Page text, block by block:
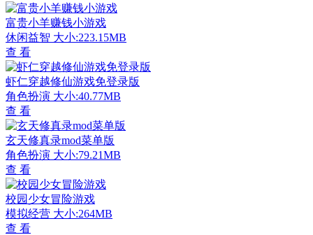
富贵小羊赚钱小游戏
休闲益智 大小:223.15MB
查 看
虾仁穿越修仙游戏免登录版
角色扮演 大小:40.77MB
查 看
玄天修真录mod菜单版
角色扮演 大小:79.21MB
查 看
校园少女冒险游戏
模拟经营 大小:264MB
查 看